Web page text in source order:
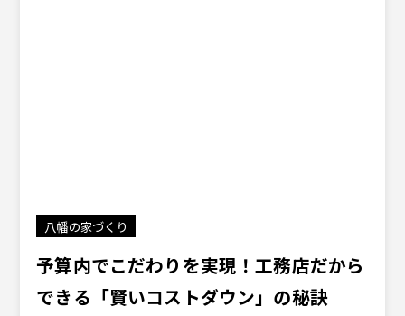
八幡の家づくり
予算内でこだわりを実現！工務店だから
できる「賢いコストダウン」の秘訣